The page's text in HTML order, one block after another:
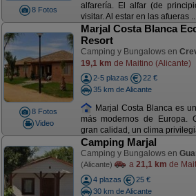
8 Fotos
alfarería. El alfar (de
visitar. Al estar en las afueras
8 Fotos
Video
Marjal Costa Blanca
Resort
Camping y Bungalows en
19,1 km de Maitino (Alicante)
2-5 plazas
22 €
35 km de Alicante
Marjal Costa Blanca es
más modernos de Europa.
gran calidad, un clima
Camping Marjal
Camping y Bungalows en
(Alicante) a 21,1 km de
4 plazas
25 €
30 km de Alicante